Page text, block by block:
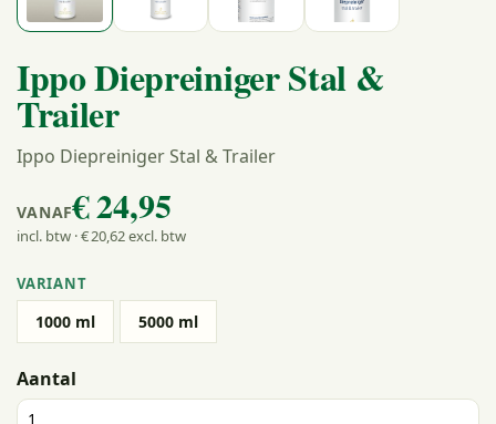
Ippo Diepreiniger Stal &
Trailer
Ippo Diepreiniger Stal & Trailer
VANAF€ 24,95
incl. btw · € 20,62excl. btw
VARIANT
1000 ml 5000 ml
Aantal